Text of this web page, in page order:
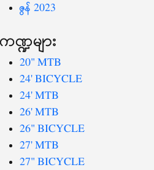
ဇွန် 2023
ကဏ္ဍများ
20" MTB
24' BICYCLE
24' MTB
26' MTB
26" BICYCLE
27' MTB
27" BICYCLE